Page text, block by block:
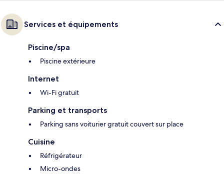
Services et équipements
Piscine/spa
Piscine extérieure
Internet
Wi-Fi gratuit
Parking et transports
Parking sans voiturier gratuit couvert sur place
Cuisine
Réfrigérateur
Micro-ondes